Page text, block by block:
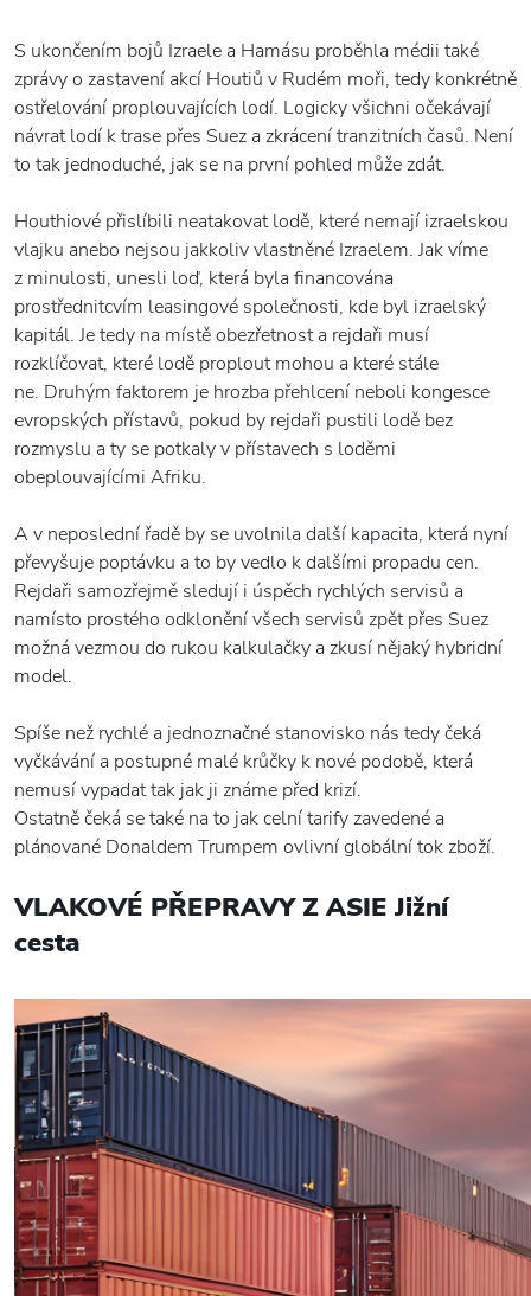
S ukončením bojů Izraele a Hamásu proběhla médii také
zprávy o zastavení akcí Houtiů v Rudém moři, tedy konkrétně
ostřelování proplouvajících lodí. Logicky všichni očekávají
návrat lodí k trase přes Suez a zkrácení tranzitních časů. Není
to tak jednoduché, jak se na první pohled může zdát.
Houthiové přislíbili neatakovat lodě, které nemají izraelskou
vlajku anebo nejsou jakkoliv vlastněné Izraelem. Jak víme
z minulosti, unesli loď, která byla financována
prostřednitcvím leasingové společnosti, kde byl izraelský
kapitál. Je tedy na místě obezřetnost a rejdaři musí
rozklíčovat, které lodě proplout mohou a které stále
ne. Druhým faktorem je hrozba přehlcení neboli kongesce
evropských přístavů, pokud by rejdaři pustili lodě bez
rozmyslu a ty se potkaly v přístavech s loděmi
obeplouvajícími Afriku.
A v neposlední řadě by se uvolnila další kapacita, která nyní
převyšuje poptávku a to by vedlo k dalšími propadu cen.
Rejdaři samozřejmě sledují i úspěch rychlých servisů a
namísto prostého odklonění všech servisů zpět přes Suez
možná vezmou do rukou kalkulačky a zkusí nějaký hybridní
model.
Spíše než rychlé a jednoznačné stanovisko nás tedy čeká
vyčkávání a postupné malé krůčky k nové podobě, která
nemusí vypadat tak jak ji známe před krizí.
Ostatně čeká se také na to jak celní tarify zavedené a
plánované Donaldem Trumpem ovlivní globální tok zboží.
VLAKOVÉ PŘEPRAVY Z ASIE Jižní
cesta